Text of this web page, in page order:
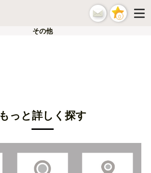
0
その他
もっと詳しく探す